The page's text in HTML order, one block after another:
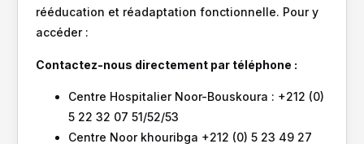
rééducation et réadaptation fonctionnelle. Pour y
accéder :
Contactez-nous directement par téléphone :
Centre Hospitalier Noor-Bouskoura : +212 (0)
5 22 32 07 51/52/53
Centre Noor khouribga +212 (0) 5 23 49 27